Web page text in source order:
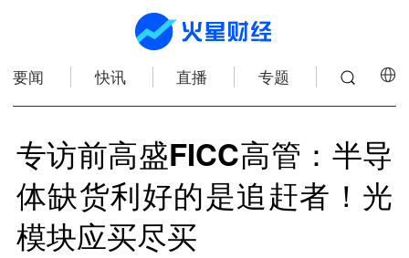
要闻 快讯 直播 专题
专访前高盛FICC高管：半导
体缺货利好的是追赶者！光
模块应买尽买